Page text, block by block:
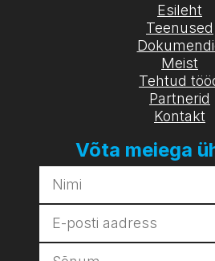
Esileht
Teenused
Meist
Tehtud
Partnerid
Kontakt
Võta meiega